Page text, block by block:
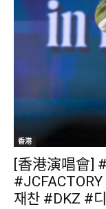
香港
[香港演唱會]
재찬 #DKZ #